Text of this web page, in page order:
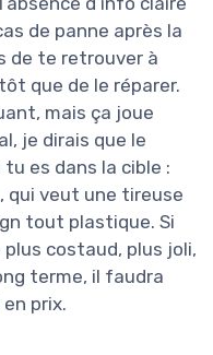
de panne après la
de te retrouver à
que de le réparer.
mais ça joue
je dirais que le
tu es dans la cible :
qui veut une tireuse
tout plastique. Si
costaud, plus joli,
terme, il faudra
prix.